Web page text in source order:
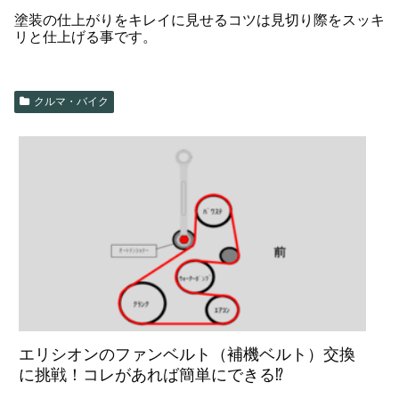
塗装の仕上がりをキレイに見せるコツは見切り際をスッキ
リと仕上げる事です。
クルマ・バイク
エリシオンのファンベルト（補機ベルト）交換
に挑戦！コレがあれば簡単にできる⁉